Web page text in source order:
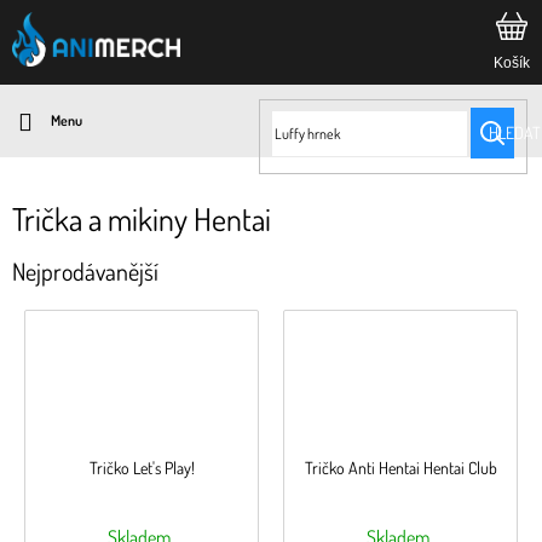
Přejít
na
obsah
HLEDAT
Trička a mikiny Hentai
Nejprodávanější
Tričko Let's Play! Tričko Anti Hentai Hentai Club